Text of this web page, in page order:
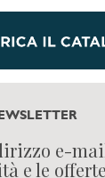
e-
e le